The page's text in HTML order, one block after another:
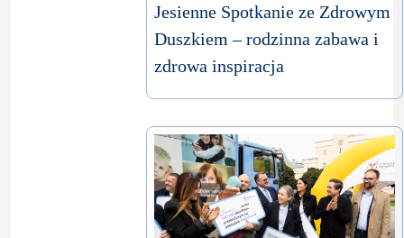
Jesienne Spotkanie ze Zdrowym
Duszkiem – rodzinna zabawa i
zdrowa inspiracja